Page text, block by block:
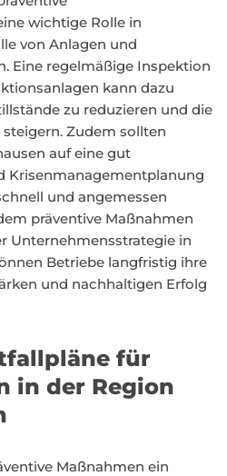
wichtige Rolle in
von Anlagen und
Eine regelmäßige Inspektion
kann dazu
zu reduzieren und die
Zudem sollten
auf eine gut
Krisenmanagementplanung
und angemessen
präventive Maßnahmen
Unternehmensstrategie in
Betriebe langfristig ihre
und nachhaltigen Erfolg
für
in der Region
Maßnahmen ein